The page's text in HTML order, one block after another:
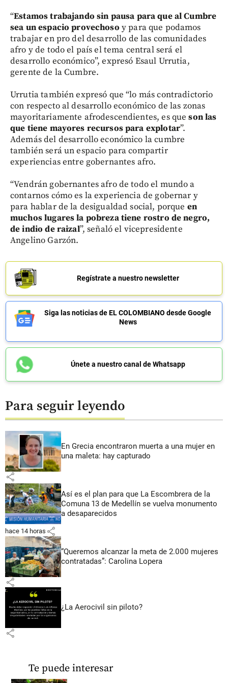
“Estamos trabajando sin pausa para que al Cumbre
sea un espacio provechoso y para que podamos
trabajar en pro del desarrollo de las comunidades
afro y de todo el país el tema central será el
desarrollo económico”, expresó Esaul Urrutia,
gerente de la Cumbre.
Urrutia también expresó que “lo más contradictorio
con respecto al desarrollo económico de las zonas
mayoritariamente afrodescendientes, es queson las
que tiene mayores recursos para explotar”.
Además del desarrollo económico la cumbre
también será un espacio para compartir
experiencias entre gobernantes afro.
“Vendrán gobernantes afro de todo el mundo a
contarnos cómo es la experiencia de gobernar y
para hablar de la desigualdad social, porque en
muchos lugares la pobreza tiene rostro de negro,
de indio de raizal”, señaló el vicepresidente
Angelino Garzón.
Regístrate a nuestro newsletter
Siga las noticias de EL COLOMBIANO desde Google
News
Únete a nuestro canal de Whatsapp
Para seguir leyendo
En Grecia encontraron muerta a una mujer en
una maleta: hay capturado
share
Así es el plan para que La Escombrera de la
Comuna 13 de Medellín se vuelva monumento
a desaparecidos
hace 14 horas share
“Queremos alcanzar la meta de 2.000 mujeres
contratadas”: Carolina Lopera
share
¿La Aerocivil sin piloto?
share
Te puede interesar